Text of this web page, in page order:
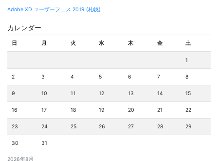
Adobe XD ユーザーフェス 2019 (札幌)
カレンダー
2026年8月
日 月 火 水 木 金 土
1
2 3 4 5 6 7 8
9 10 11 12 13 14 15
16 17 18 19 20 21 22
23 24 25 26 27 28 29
30 31